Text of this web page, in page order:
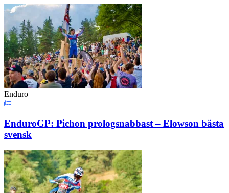
Enduro
EnduroGP: Pichon prologsnabbast – Elowson bästa
svensk